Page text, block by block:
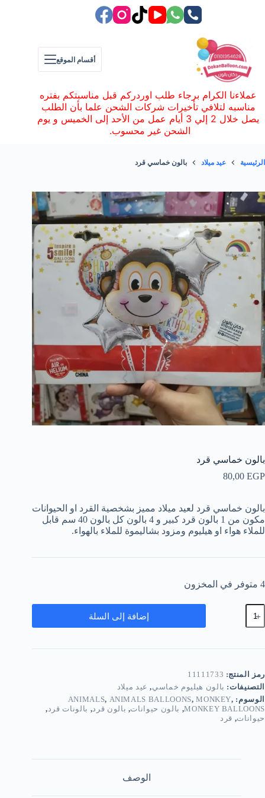
أقسام الموقع
عملاءنا الكرام برجاء طلب اوردركم قبل مناسبتكم بفتره
مناسبه لتلافي تأخيرات شركات الشحن علما بأن الطلب
يصل خلال 2 إلي 3 أيام عمل من الأحد إلى الخميس و يوم
الشحن غير محسوب.
الرئيسية عيد ميلاد بالون خماسي قرد
بالون خماسي قرد
80,00 EGP
بالون خماسي قرد لعيد ميلاد مميز بشخصية القرد او الحيوانات
مكون من 1 بالون قرد كبير و 4 بالون كل بالون 40 سم قابل
للملاء هواء او هيليوم ومزود بشاليموة للملاء بالهواء.
4 متوفر في المخزون
كمية
بالون
خماسي
إضافة إلى السلة
رمز المنتج: 11111733
التصنيفات: بالون هيليوم خماسي, عيد ميلاد
الوسوم:
ANIMALS, ANIMALS BALLOONS,MONKEY,
MONKEY BALLOONS
, بالون حيوانات, بالون قرد, بالونات قرد,
حيوانات, قرد
الوصف